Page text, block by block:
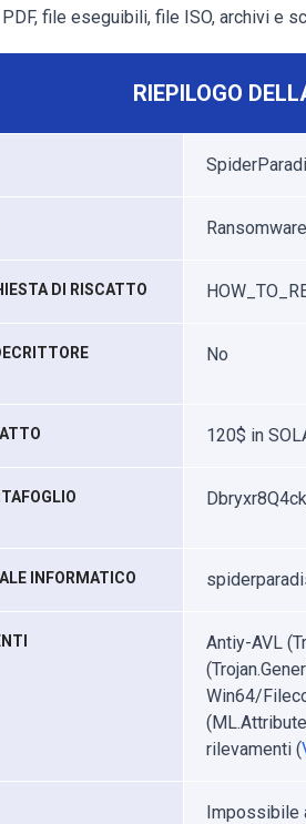
file eseguibili, file ISO, archivi e
RIEPILOGO
DI RISCATTO
No
120$ in
INFORMATICO
Antiy-AVL
Win64/
rilevamenti (
Impossibile